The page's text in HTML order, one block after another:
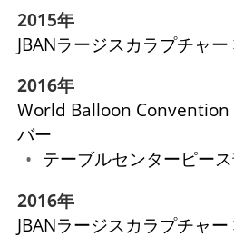
2015年
JBANラージスカラプチャー
2016年
World Balloon Convention
バー
テーブルセンターピー
2016年
JBANラージスカラプチャー